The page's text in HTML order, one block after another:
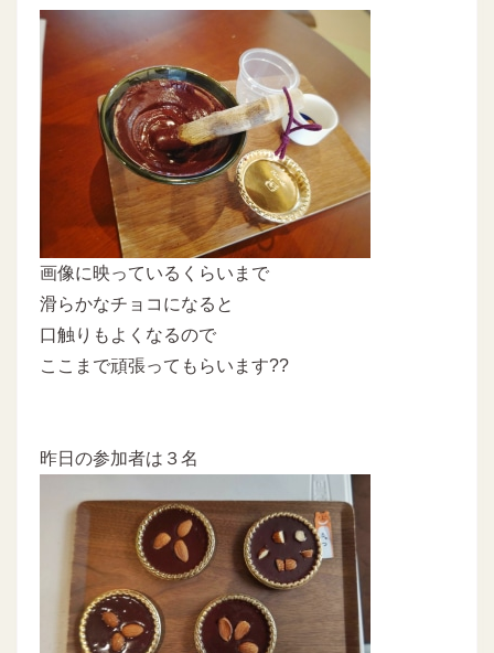
画像に映っているくらいまで
滑らかなチョコになると
口触りもよくなるので
ここまで頑張ってもらいます??
昨日の参加者は３名